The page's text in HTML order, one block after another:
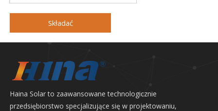
Składać
Haina Solar to zaawansowane technologicznie
przedsiębiorstwo specjalizujące się w projektowaniu,